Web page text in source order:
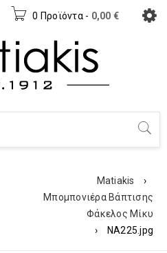
0 Προϊόντα - 0,00 €
Matiakis
›
Μπομπονιέρα Βάπτισης
Φάκελος Μίκυ
›
ΝΑ225.jpg